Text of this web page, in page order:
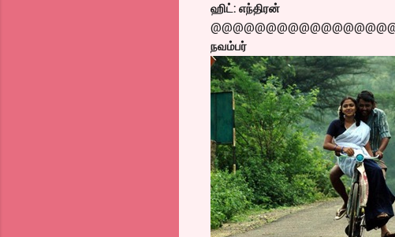
ஹிட்: எந்திரன்
நவம்பர்